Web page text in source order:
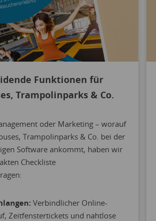
Funktionen für
Trampolinparks & Co.
oder Marketing – worauf
Trampolinparks & Co. bei der
Software ankommt, haben wir
Checkliste
Verbindlicher Online-
Zeitfenstertickets und nahtlose